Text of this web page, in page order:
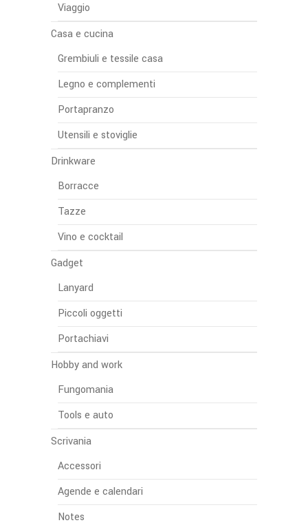
Viaggio
Casa e cucina
Grembiuli e tessile casa
Legno e complementi
Portapranzo
Utensili e stoviglie
Drinkware
Borracce
Tazze
Vino e cocktail
Gadget
Lanyard
Piccoli oggetti
Portachiavi
Hobby and work
Fungomania
Tools e auto
Scrivania
Accessori
Agende e calendari
Notes